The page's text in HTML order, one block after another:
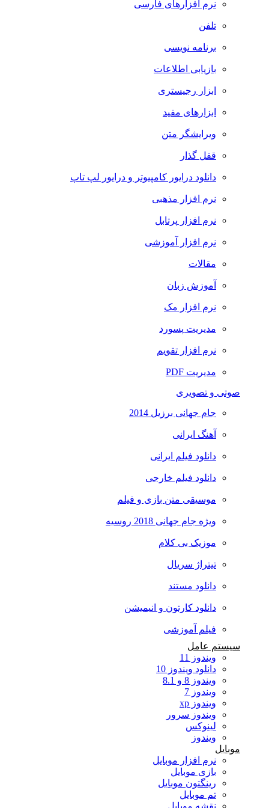
نرم افزارهای فارسی
تلفن
برنامه نویسی
بازیابی اطلاعات
ابزار رجیستری
ابزارهای مفید
ویرایشگر متن
قفل گذار
دانلود درایور کامپیوتر و درایور لپ تاپ
نرم افزار مذهبی
نرم افزار پرتابل
نرم افزار آموزشی
مقالات
آموزش زبان
نرم افزار مک
مدیریت پسورد
نرم افزار تقویم
مدیریت PDF
صوتی و تصویری
جام جهانی برزیل 2014
آهنگ ایرانی
دانلود فیلم ایرانی
دانلود فیلم خارجی
موسیقی متن بازی و فیلم
ویژه جام جهانی 2018 روسیه
موزیک بی کلام
تیتراژ سریال
دانلود مستند
دانلود کارتون و انیمیشن
فیلم آموزشی
سیستم عامل
ویندوز 11
دانلود ویندوز 10
ویندوز 8 و 8.1
ویندوز 7
ویندوز xp
ویندوز سرور
لینوکس
ویندوز
موبایل
نرم افزار موبایل
بازی موبایل
رینگتون موبایل
تم موبایل
نقشه موبایل